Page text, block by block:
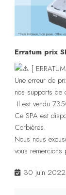
Erratum prix
[
Une erreur de
nos supports de
Il est vendu
Ce SPA est
Corbières.
Nous nous
vous remercions
30 juin 2022